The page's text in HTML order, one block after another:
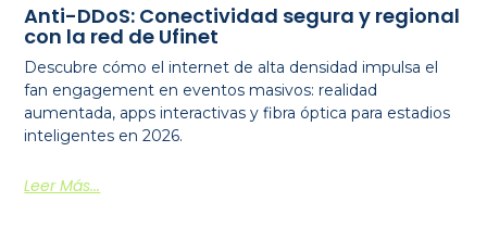
Anti-DDoS: Conectividad segura y regional
con la red de Ufinet
Descubre cómo el internet de alta densidad impulsa el
fan engagement en eventos masivos: realidad
aumentada, apps interactivas y fibra óptica para estadios
inteligentes en 2026.
Leer Más...